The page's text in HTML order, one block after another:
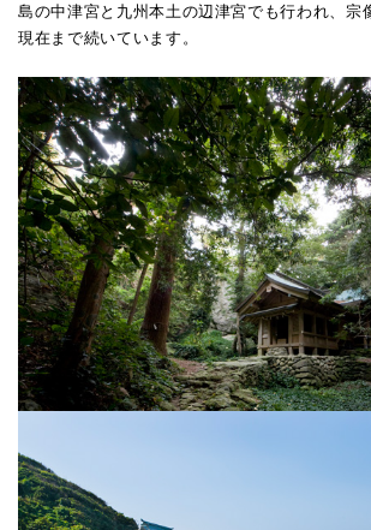
島の中津宮と九州本土の辺津宮でも行われ、宗
現在まで続いています。